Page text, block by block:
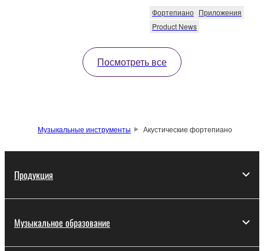
Фортепиано Приложения
Product News
Посмотреть все
Музыкальные инструменты Акустические фортепиано
Продукция
Музыкальное образование